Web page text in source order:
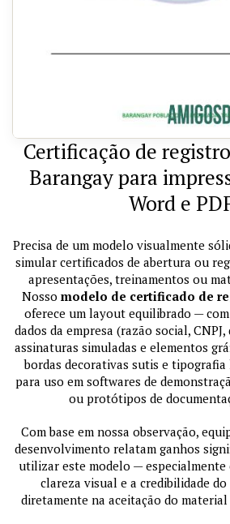
Certificação de
Barangay para
Word e
Precisa de um modelo visualmente
simular certificados de abertura ou
apresentações, treinamentos ou
Nosso modelo de certificado de
oferece um layout equilibrado —
dados da empresa (razão social,
assinaturas simuladas e elementos
bordas decorativas sutis e tipografia
para uso em softwares de
ou protótipos de
Com base em nossa observação,
desenvolvimento relatam ganhos
utilizar este modelo — especialmente
clareza visual e a credibilidade
diretamente na aceitação do